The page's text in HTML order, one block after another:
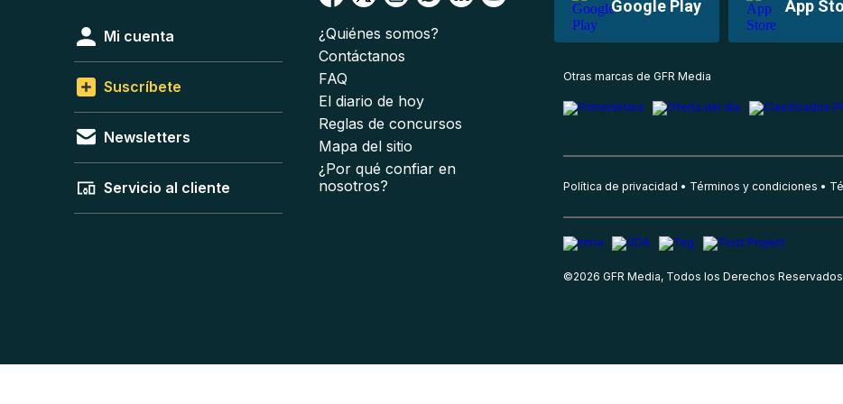
Google Play App
Mi cuenta
Suscríbete
Newsletters
Servicio al cliente
¿Quiénes somos?
Contáctanos
FAQ
El diario de hoy
Reglas de concursos
Mapa del sitio
¿Por qué confiar en
nosotros?
Otras marcas de GFR Media
Política de privacidad Términos y condiciones
©2026 GFR Media, Todos los Derechos